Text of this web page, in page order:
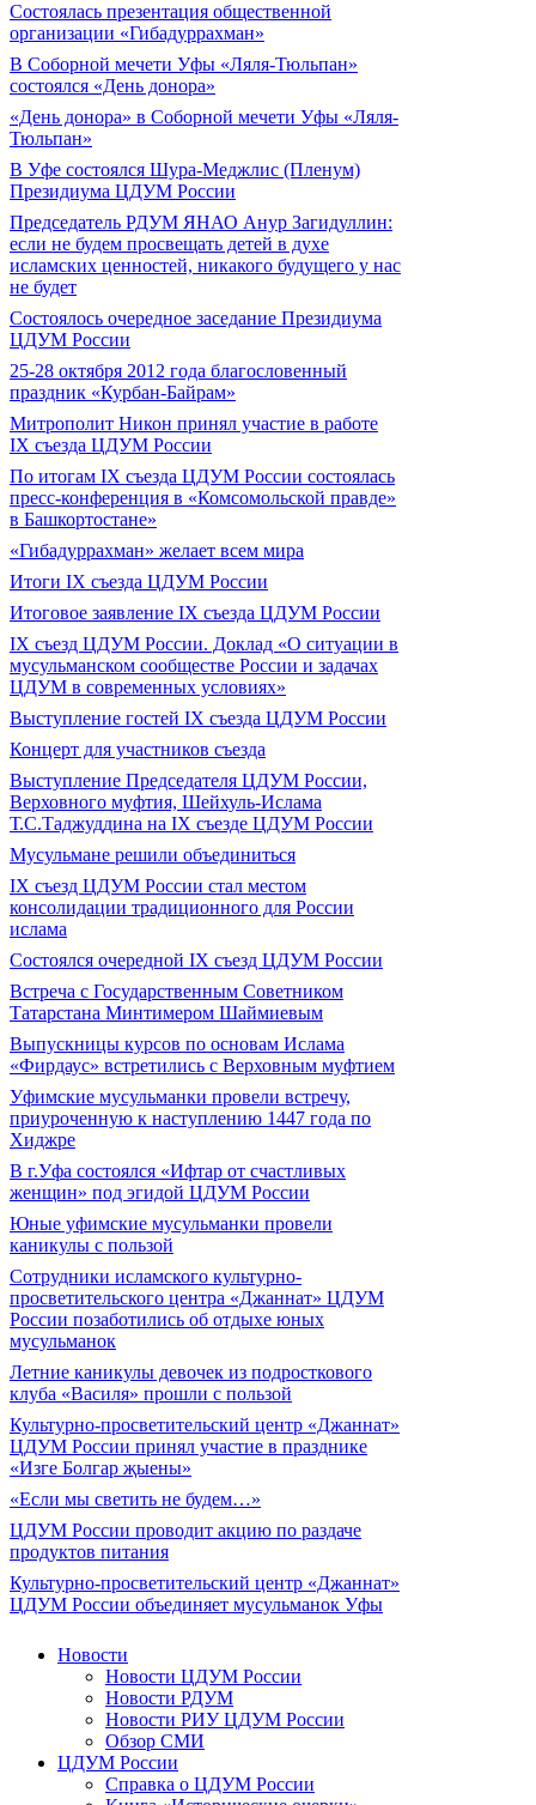
Состоялась презентация общественной
организации «Гибадуррахман»
В Соборной мечети Уфы «Ляля-Тюльпан»
состоялся «День донора»
«День донора» в Соборной мечети Уфы «Ляля-
Тюльпан»
В Уфе состоялся Шура-Меджлис (Пленум)
Президиума ЦДУМ России
Председатель РДУМ ЯНАО Анур Загидуллин:
если не будем просвещать детей в духе
исламских ценностей, никакого будущего у нас
не будет
Состоялось очередное заседание Президиума
ЦДУМ России
25-28 октября 2012 года благословенный
праздник «Курбан-Байрам»
Митрополит Никон принял участие в работе
IX съезда ЦДУМ России
По итогам IX съезда ЦДУМ России состоялась
пресс-конференция в «Комсомольской правде»
в Башкортостане»
«Гибадуррахман» желает всем мира
Итоги IX cъезда ЦДУМ России
Итоговое заявление IX съезда ЦДУМ России
IX съезд ЦДУМ России. Доклад «О ситуации в
мусульманском сообществе России и задачах
ЦДУМ в современных условиях»
Выступление гостей IX съезда ЦДУМ России
Концерт для участников съезда
Выступление Председателя ЦДУМ России,
Верховного муфтия, Шейхуль-Ислама
Т.С.Таджуддина на IX съезде ЦДУМ России
Мусульмане решили объединиться
IX съезд ЦДУМ России стал местом
консолидации традиционного для России
ислама
Состоялся очередной IX съезд ЦДУМ России
Встреча с Государственным Советником
Татарстана Минтимером Шаймиевым
Выпускницы курсов по основам Ислама
«Фирдаус» встретились с Верховным муфтием
Уфимские мусульманки провели встречу,
приуроченную к наступлению 1447 года по
Хиджре
В г.Уфа состоялся «Ифтар от счастливых
женщин» под эгидой ЦДУМ России
Юные уфимские мусульманки провели
каникулы с пользой
Сотрудники исламского культурно-
просветительского центра «Джаннат» ЦДУМ
России позаботились об отдыхе юных
мусульманок
Летние каникулы девочек из подросткового
клуба «Василя» прошли с пользой
Культурно-просветительский центр «Джаннат»
ЦДУМ России принял участие в празднике
«Изге Болгар җыены»
«Если мы светить не будем…»
ЦДУМ России проводит акцию по раздаче
продуктов питания
Культурно-просветительский центр «Джаннат»
ЦДУМ России объединяет мусульманок Уфы
Новости
Новости ЦДУМ России
Новости РДУМ
Новости РИУ ЦДУМ России
Обзор СМИ
ЦДУМ России
Справка о ЦДУМ России